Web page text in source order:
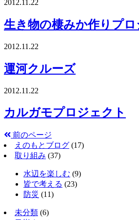
2012.11.22
生き物の棲みか作りプロ
2012.11.22
運河クルーズ
2012.11.22
カルガモプロジェクト
前のページ
えのもとブログ (17)
取り組み (37)
水辺を楽しむ (9)
皆で考える (23)
防災 (11)
未分類 (6)